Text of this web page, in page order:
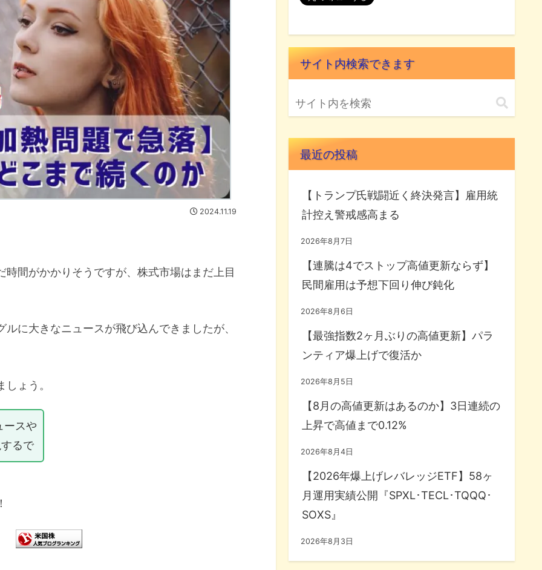
2024.11.19
間がかかりそうですが、株式市場はまだ上目
に大きなニュースが飛び込んできましたが、
ょう。
ースや
るで
サイト内検索できます
最近の投稿
【トランプ氏戦闘近く終決発言】雇用統
計控え警戒感高まる
2026年8月7日
【連騰は4でストップ高値更新ならず】
民間雇用は予想下回り伸び鈍化
2026年8月6日
【最強指数2ヶ月ぶりの高値更新】パラ
ンティア爆上げで復活か
2026年8月5日
【8月の高値更新はあるのか】3日連続の
上昇で高値まで0.12%
2026年8月4日
【2026年爆上げレバレッジETF】58ヶ
月運用実績公開『SPXL･TECL･TQQQ･
SOXS』
2026年8月3日